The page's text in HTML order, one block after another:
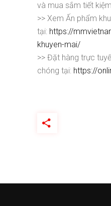
và mua sắm tiết
>> Xem Ấn phẩm
tại: https://
khuyen-mai/
>> Đặt hàng trực
chóng tại: https://